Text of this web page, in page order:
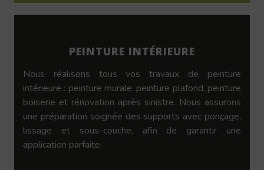
PEINTURE INTÉRIEURE
Nous réalisons tous vos travaux de peinture
intérieure : peinture murale, peinture plafond, peinture
boiserie et rénovation après sinistre. Nous assurons
une préparation soignée des supports avec ponçage,
lissage et sous-couche, afin de garantir une
application parfaite.